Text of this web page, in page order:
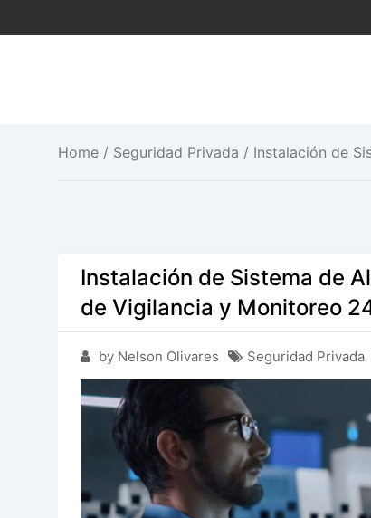
al
Home / Seguridad Privada / Instalación de
Instalación de Sistema de
de Vigilancia y Monitoreo
by Nelson Olivares Seguridad Privada